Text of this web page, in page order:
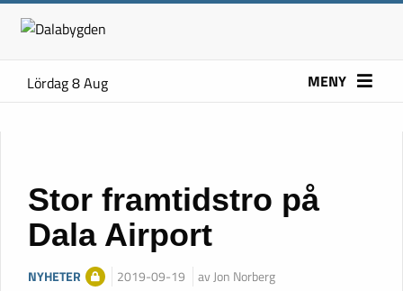
Lördag 8 Aug MENY
Stor framtidstro på
Dala Airport
NYHETER 2019-09-19 av Jon Norberg